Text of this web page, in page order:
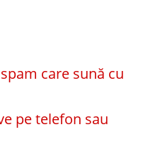
care sună cu
pe telefon sau